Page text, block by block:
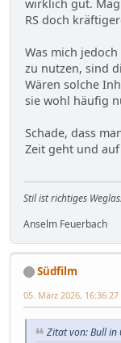
wirklich gut.
RS doch
Was mich
zu nutzen, sind
Wären solche
sie wohl häufig
Schade, dass
Zeit geht und
Stil ist richtiges
Anselm Feuerbach
Südfilm
05. März 2026, 16:36:27
Zitat von: Bull in